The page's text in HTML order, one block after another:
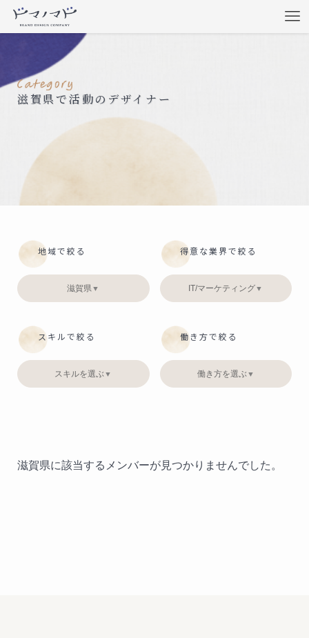
滋賀県で活動のデザイナー
地域で絞る
滋賀県 ▼
得意な業界で絞る
IT/マーケティング▼
スキルで絞る
スキルを選ぶ ▼
働き方で絞る
働き方を選ぶ ▼
滋賀県に該当するメンバーが見つかりませんでした。